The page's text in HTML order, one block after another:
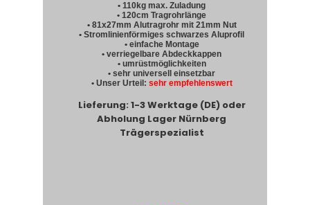
• 110kg max. Zuladung
• 120cm Tragrohrlänge
• 81x27mm Alutragrohr mit 21mm Nut
• Stromlinienförmiges schwarzes Aluprofil
• einfache Montage
• verriegelbare Abdeckkappen
• umrüstmöglichkeiten
• sehr universell einsetzbar
• Unser Urteil: sehr empfehlenswert
Lieferung: 1-3 Werktage (DE) oder
Abholung Lager Nürnberg
Trägerspezialist